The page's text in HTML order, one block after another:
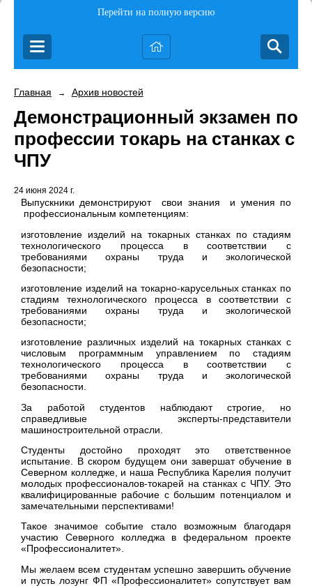
Перейти на полную версию
Главная → Архив новостей
Демонстрационный экзамен по
профессии токарь на станках с
ЧПУ
24 июня 2024 г.
Выпускники демонстрируют свои знания и умения по
профессиональным компетенциям:
изготовление изделий на токарных станках по стадиям
технологического процесса в соответствии с
требованиями охраны труда и экологической
безопасности;
изготовление изделий на токарно-карусельных станках по
стадиям технологического процесса в соответствии с
требованиями охраны труда и экологической
безопасности;
изготовление различных изделий на токарных станках с
числовым программным управлением по стадиям
технологического процесса в соответствии с
требованиями охраны труда и экологической
безопасности.
За работой студентов наблюдают строгие, но
справедливые эксперты-представители
машиностроительной отрасли.
Студенты достойно проходят это ответственное
испытание. В скором будущем они завершат обучение в
Северном колледже, и наша Республика Карелия получит
молодых профессионалов-токарей на станках с ЧПУ. Это
квалифицированные рабочие с большим потенциалом и
замечательными перспективами!
Такое значимое событие стало возможным благодаря
участию Северного колледжа в федеральном проекте
«Профессионалитет».
Мы желаем всем студентам успешно завершить обучение
и пусть лозунг ФП «Профессионалитет» сопутствует вам